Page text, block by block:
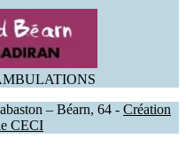
– Béarn, 64 - Création
CECI